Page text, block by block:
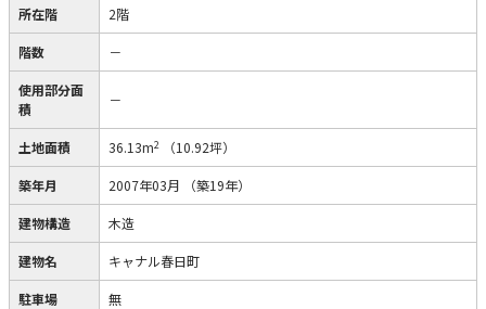
所在階 2階
階数 －
使用部分面
積
－
土地面積 36.13m2 （10.92坪）
築年月 2007年03月 （築19年）
建物構造 木造
建物名 キャナル春日町
駐車場 無